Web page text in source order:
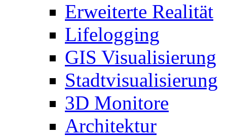
Erweiterte Realität
Lifelogging
GIS Visualisierung
Stadtvisualisierung
3D Monitore
Architektur